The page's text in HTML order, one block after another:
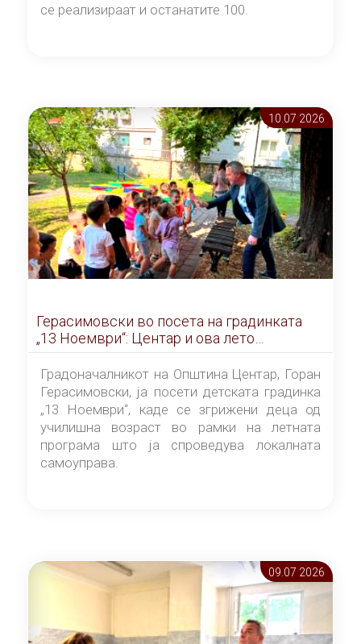
се реализираат и останатите 100.
10.07 2026
Герасимовски во посета на градинката
„13 Ноември“: Центар и ова лето
организира згрижување на ученици до 10
години
Градоначалникот на Општина Центар, Горан
Герасимовски, ја посети детската градинка
„13 Ноември“, каде се згрижени деца од
училишна возраст во рамки на летната
програма што ја спроведува локалната
самоуправа.
09.07 2026